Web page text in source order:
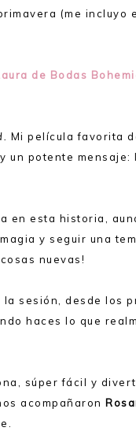
(me incluyo
de Bodas
Mi película favorita
un potente mensaje:
en esta historia,
y seguir una
nuevas!
la sesión, desde los
haces lo que
súper fácil y
acompañaron